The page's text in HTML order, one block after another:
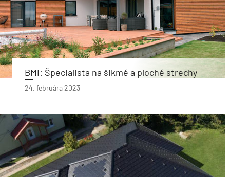
BMI: Špecialista na šikmé a ploché strechy
24. februára 2023